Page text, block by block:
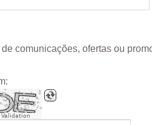
comunicações, ofertas ou
Validation